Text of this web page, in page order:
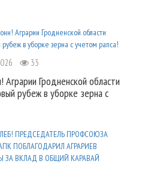
33
Аграрии Гродненской области
рубеж в уборке зерна с